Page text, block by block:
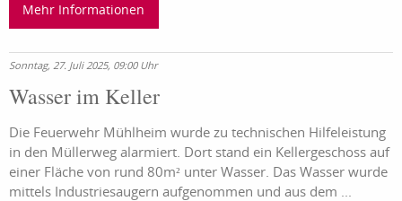
Mehr Informationen
Sonntag, 27. Juli 2025, 09:00 Uhr
Wasser im Keller
Die Feuerwehr Mühlheim wurde zu technischen Hilfeleistung
in den Müllerweg alarmiert. Dort stand ein Kellergeschoss auf
einer Fläche von rund 80m² unter Wasser. Das Wasser wurde
mittels Industriesaugern aufgenommen und aus dem ...